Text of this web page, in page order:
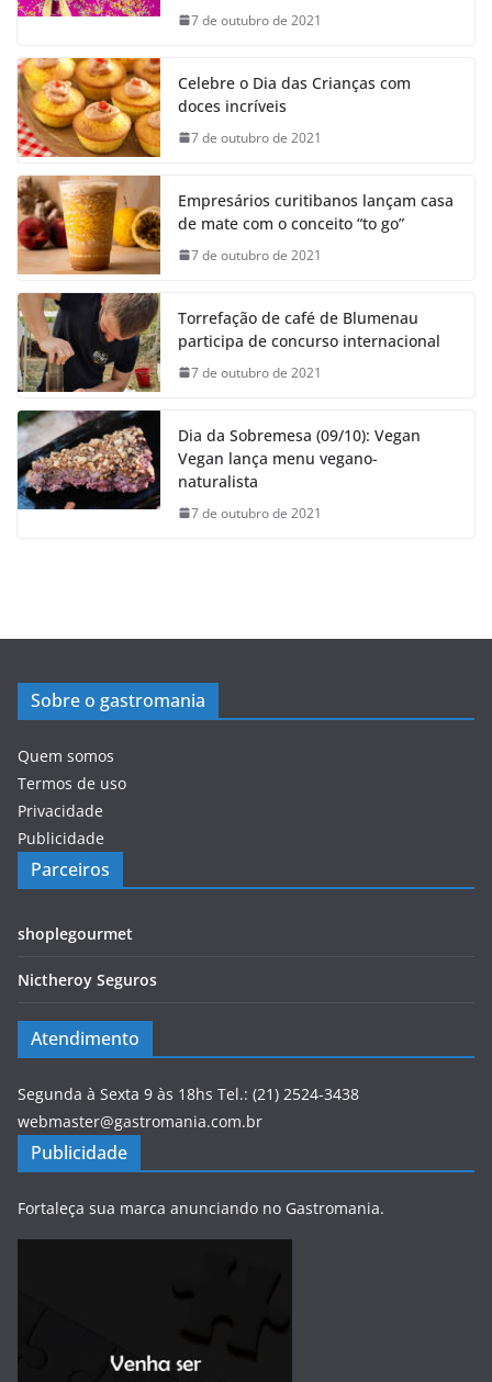
7 de outubro de 2021
Celebre o Dia das Crianças com
doces incríveis
7 de outubro de 2021
Empresários curitibanos lançam casa
de mate com o conceito “to go”
7 de outubro de 2021
Torrefação de café de Blumenau
participa de concurso internacional
7 de outubro de 2021
Dia da Sobremesa (09/10): Vegan
Vegan lança menu vegano-
naturalista
7 de outubro de 2021
Sobre o gastromania
Quem somos
Termos de uso
Privacidade
Publicidade
Parceiros
shoplegourmet
Nictheroy Seguros
Atendimento
Segunda à Sexta 9 às 18hs Tel.: (21) 2524-3438
webmaster@gastromania.com.br
Publicidade
Fortaleça sua marca anunciando no Gastromania.